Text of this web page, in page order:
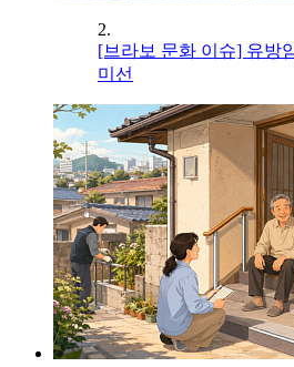
2.
[브라보 문화 이슈] 유방
미선